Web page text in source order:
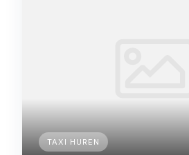
TAXI HUREN